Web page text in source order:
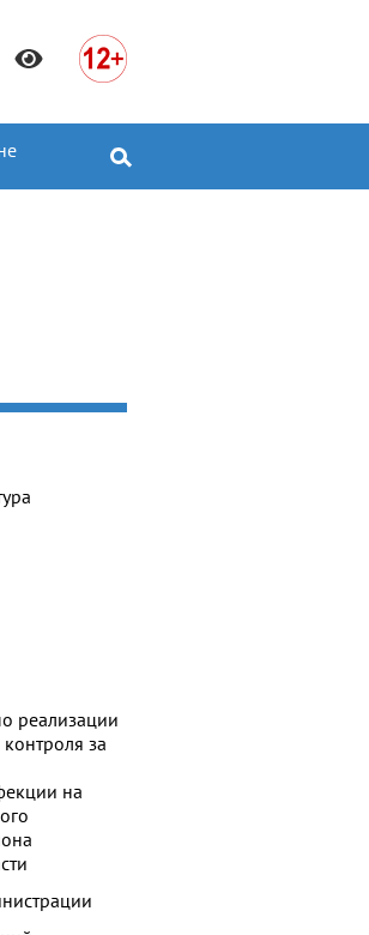
реализации
за
на